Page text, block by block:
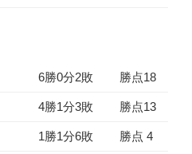
6勝0分2敗 勝点18
4勝1分3敗 勝点13
1勝1分6敗 勝点 4